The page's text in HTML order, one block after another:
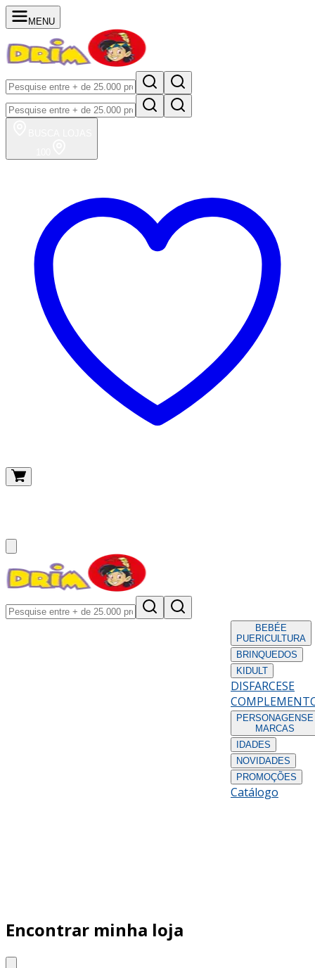
MENU
BEBÉE
PUERICULTURA
BRINQUEDOS
KIDULT
DISFARCESE
PERSONAGENS E
MARCAS
IDADES
NOVIDADES
PROMOÇÕES
Catálogo
Encontrar minha loja